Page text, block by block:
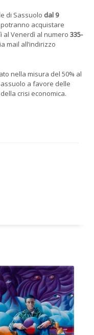
di Sassuolo dal 9
potranno acquistare
al Venerdì al numero 335-
mail all’indirizzo
nella misura del 50% al
a favore delle
crisi economica.